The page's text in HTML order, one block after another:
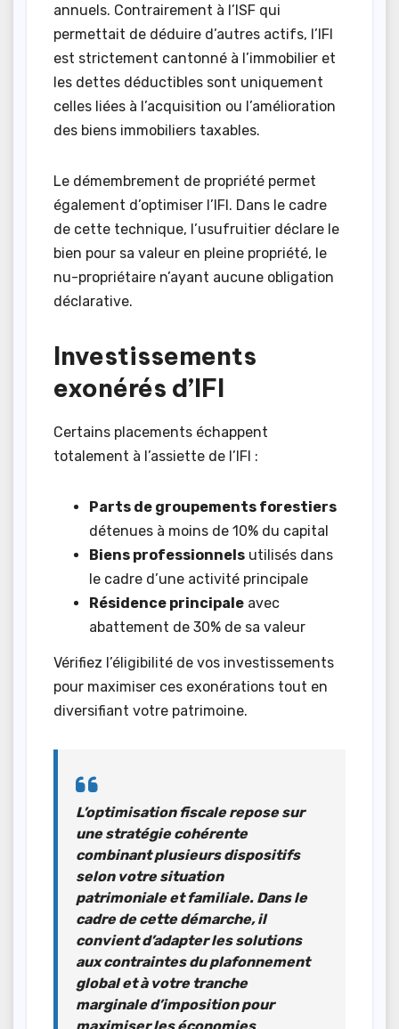
annuels. Contrairement à l’ISF qui
permettait de déduire d’autres actifs, l’IFI
est strictement cantonné à l’immobilier et
les dettes déductibles sont uniquement
celles liées à l’acquisition ou l’amélioration
des biens immobiliers taxables.
Le démembrement de propriété permet
également d’optimiser l’IFI. Dans le cadre
de cette technique, l’usufruitier déclare le
bien pour sa valeur en pleine propriété, le
nu-propriétaire n’ayant aucune obligation
déclarative.
Investissements
exonérés d’IFI
Certains placements échappent
totalement à l’assiette de l’IFI :
Parts de groupements forestiers
détenues à moins de 10% du capital
Biens professionnels utilisés dans
le cadre d’une activité principale
Résidence principale avec
abattement de 30% de sa valeur
Vérifiez l’éligibilité de vos investissements
pour maximiser ces exonérations tout en
diversifiant votre patrimoine.
L’optimisation fiscale repose sur
unestratégie cohérente
combinant plusieurs dispositifs
selon votre situation
patrimoniale et familiale. Dans le
cadre de cette démarche, il
convient d’adapter les solutions
aux contraintes du plafonnement
global et à votre tranche
marginale d’imposition pour
maximiser les économies